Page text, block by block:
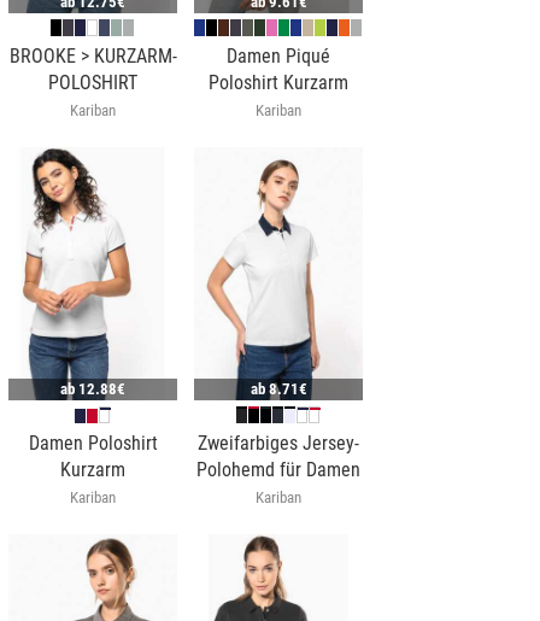
BROOKE > KURZARM-
POLOSHIRT
Kariban
Damen Piqué
Poloshirt Kurzarm
Kariban
ab 12.88€
Damen Poloshirt
Kurzarm
Kariban
ab 8.71€
Zweifarbiges Jersey-
Polohemd für Damen
Kariban